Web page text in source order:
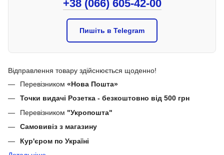
+38 (066) 605-42-00
Пишіть в Telegram
Відправлення товару здійснюється щоденно!
Перевізником «Нова Пошта»
Точки видачі Розетка - безкоштовно від 500 грн
Перевізником "Укропошта"
Самовивіз з магазину
Кур'єром по Україні